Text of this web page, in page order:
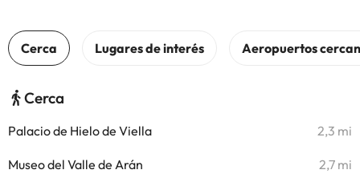
Cerca
Palacio de Hielo de Viella 2,3 mi
Museo del Valle de Arán 2,7 mi